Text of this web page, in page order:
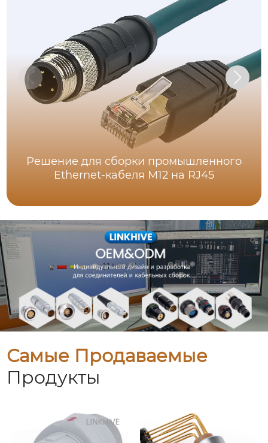
Решение для сборки промышленного
Ethernet-кабеля M12 на RJ45
Самые Продаваемые
Продукты